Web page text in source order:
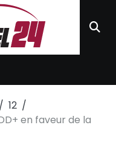
12
en faveur de la